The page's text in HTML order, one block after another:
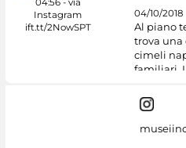
04/10/2018
Al piano
trova una
cimeli
familiari.